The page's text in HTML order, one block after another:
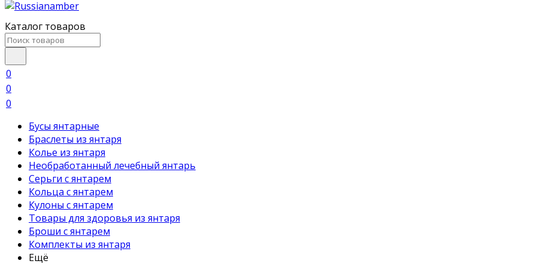
Каталог товаров
0
0
0
Бусы янтарные
Браслеты из янтаря
Колье из янтаря
Необработанный лечебный янтарь
Серьги с янтарем
Кольца с янтарем
Кулоны с янтарем
Товары для здоровья из янтаря
Броши с янтарем
Комплекты из янтаря
Ещё